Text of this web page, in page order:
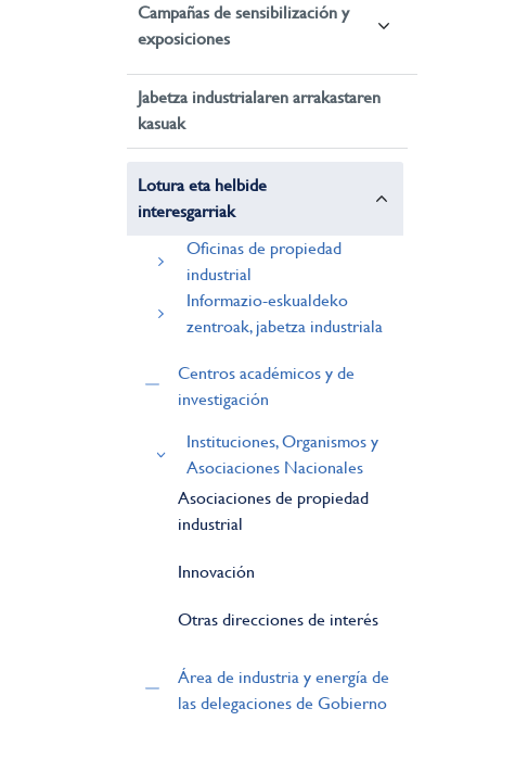
Campañas de sensibilización y
exposiciones
Jabetza industrialaren arrakastaren
kasuak
Lotura eta helbide
interesgarriak
Oficinas de propiedad
industrial
Informazio-eskualdeko
zentroak, jabetza industriala
Centros académicos y de
investigación
Instituciones, Organismos y
Asociaciones Nacionales
Asociaciones de propiedad
industrial
Innovación
Otras direcciones de interés
Área de industria y energía de
las delegaciones de Gobierno